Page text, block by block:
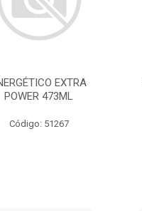
EXTRA
POWER 473ML
Código: 51267